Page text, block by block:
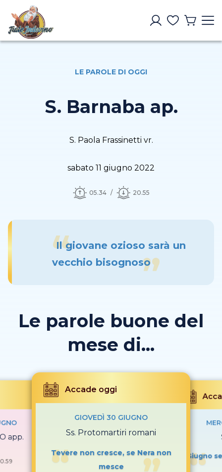
LE PAROLE DI OGGI
S. Barnaba ap.
S. Paola Frassinetti vr.
sabato 11 giugno 2022
05.34 20.55
Il giovane ozioso sarà un
vecchio bisognoso
Le parole buone del
mese di...
app.
Accade oggi
GIOVEDÌ 30 GIUGNO
Ss. Protomartiri romani
Tevere non cresce, se Nera non
mesce
Giugno